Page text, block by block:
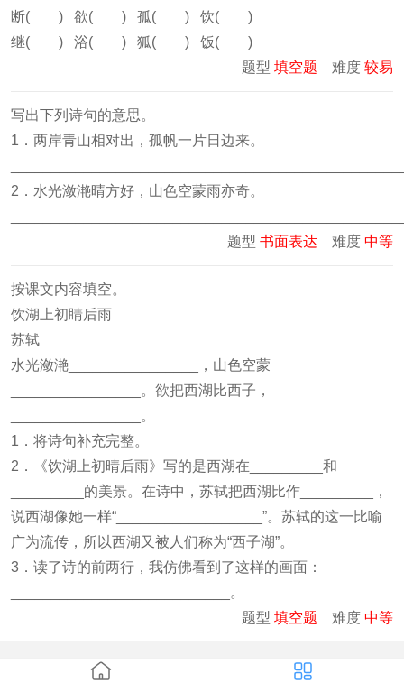
断( ) 欲( ) 孤( ) 饮( )
继( ) 浴( ) 狐( ) 饭( )
题型 填空题 难度 较易
写出下列诗句的意思。
1．两岸青山相对出，孤帆一片日边来。
2．水光潋滟晴方好，山色空蒙雨亦奇。
题型 书面表达 难度 中等
按课文内容填空。
饮湖上初睛后雨
苏轼
水光潋滟________________，山色空蒙
________________。欲把西湖比西子，
________________。
1．将诗句补充完整。
2．《饮湖上初晴后雨》写的是西湖在_________和
_________的美景。在诗中，苏轼把西湖比作_________，
说西湖像她一样“__________________”。苏轼的这一比喻
广为流传，所以西湖又被人们称为“西子湖”。
3．读了诗的前两行，我仿佛看到了这样的画面：
___________________________。
题型 填空题 难度 中等